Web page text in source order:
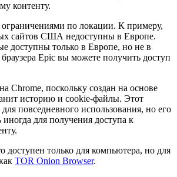
контенту.
ограничениями по локации. К примеру,
сайтов США недоступны в Европе.
доступны только в Европе, но не в
Epic вы можете получить доступ
Chrome, поскольку создан на основе
историю и cookie-файлы. Этот
повседневного использования, но его
для получения доступа к
доступен только для компьютера, но для
TOR Onion Browser.